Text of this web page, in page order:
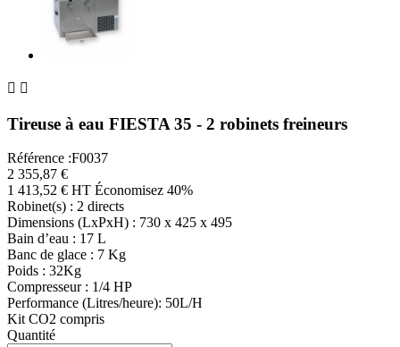
 
Tireuse à eau FIESTA 35 - 2 robinets freineurs
Référence :F0037
2 355,87 €
1 413,52 € HT Économisez 40%
Robinet(s) : 2 directs
Dimensions (LxPxH) : 730 x 425 x 495
Bain d’eau : 17 L
Banc de glace : 7 Kg
Poids : 32Kg
Compresseur : 1/4 HP
Performance (Litres/heure): 50L/H
Kit CO2 compris
Quantité